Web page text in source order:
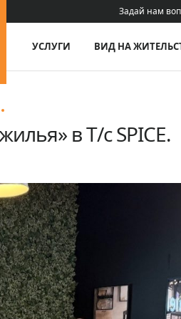
Задай нам
УСЛУГИ ВИД НА
в T/c SPICE.